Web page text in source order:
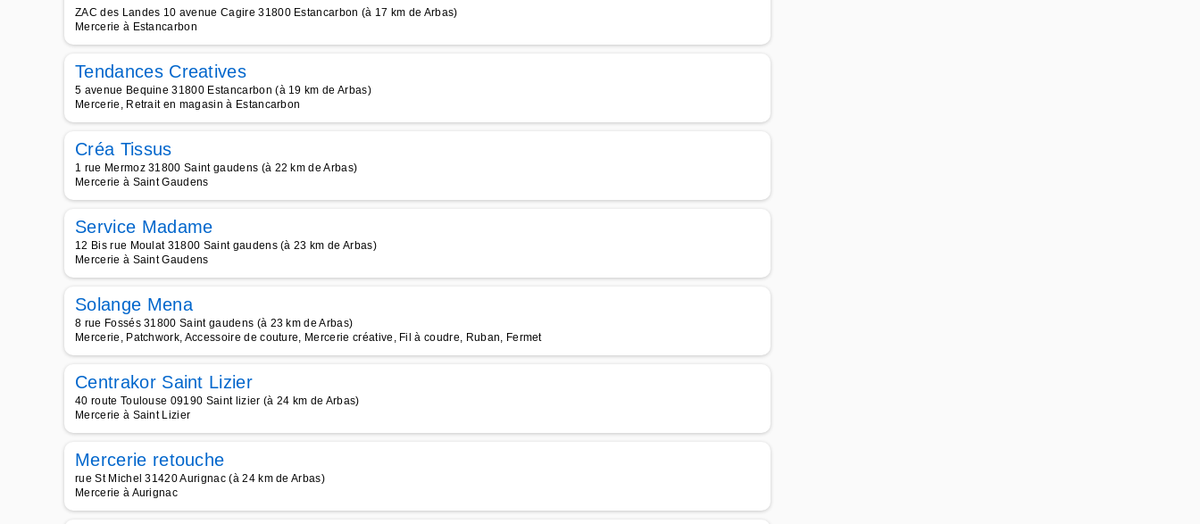
ZAC des Landes 10 avenue Cagire 31800 Estancarbon (à 17 km de Arbas)
Mercerie à Estancarbon
Tendances Creatives
5 avenue Bequine 31800 Estancarbon (à 19 km de Arbas)
Mercerie, Retrait en magasin à Estancarbon
Créa Tissus
1 rue Mermoz 31800 Saint gaudens (à 22 km de Arbas)
Mercerie à Saint Gaudens
Service Madame
12 Bis rue Moulat 31800 Saint gaudens (à 23 km de Arbas)
Mercerie à Saint Gaudens
Solange Mena
8 rue Fossés 31800 Saint gaudens (à 23 km de Arbas)
Mercerie, Patchwork, Accessoire de couture, Mercerie créative, Fil à coudre, Ruban, Fermet
Centrakor Saint Lizier
40 route Toulouse 09190 Saint lizier (à 24 km de Arbas)
Mercerie à Saint Lizier
Mercerie retouche
rue St Michel 31420 Aurignac (à 24 km de Arbas)
Mercerie à Aurignac